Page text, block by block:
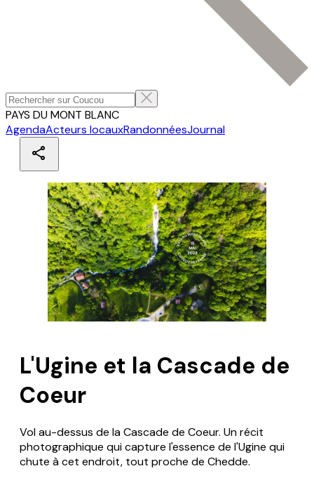
PAYS DU MONT BLANC
AgendaActeurs locauxRandonnéesJournal
L'Ugine et la Cascade de
Coeur
Vol au-dessus de la Cascade de Coeur. Un récit
photographique qui capture l'essence de l'Ugine qui
chute à cet endroit, tout proche de Chedde.